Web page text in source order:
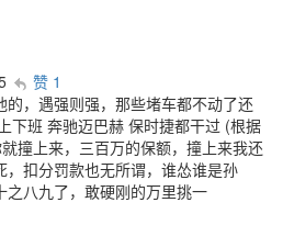
赞 1
，遇强则强，那些堵车都不动了还
下班 奔驰迈巴赫 保时捷都干过 (根据
撞上来，三百万的保额，撞上来我还
扣分罚款也无所谓，谁怂谁是孙
八九了，敢硬刚的万里挑一